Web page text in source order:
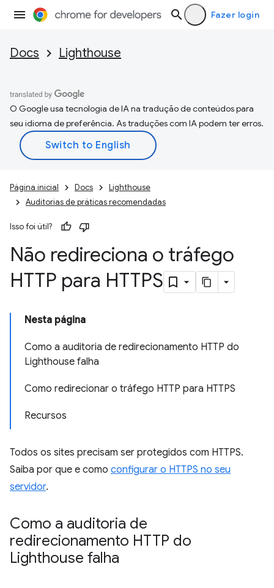
Fazer login
Docs Lighthouse
O Google usa tecnologia de IA na tradução de conteúdos para
seu idioma de preferência. As traduções com IA podem ter erros.
Página inicial Docs
Lighthouse
Auditorias de práticas recomendadas
Isso foi útil?
Não redireciona o tráfego
HTTP para HTTPS
Nesta página
Como a auditoria de redirecionamento HTTP do
Lighthouse falha
Como redirecionar o tráfego HTTP para HTTPS
Recursos
Todos os sites precisam ser protegidos com HTTPS.
Saiba por que e como configurar o HTTPS no seu
servidor.
Como a auditoria de
redirecionamento HTTP do
Lighthouse falha